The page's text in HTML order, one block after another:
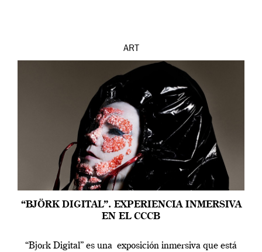
ART
“BJÖRK DIGITAL”. EXPERIENCIA INMERSIVA
EN EL CCCB
“Bjork Digital” es una exposición inmersiva que está